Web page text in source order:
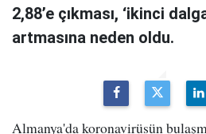
2,88’e çıkması, ‘ikinci
artmasına neden oldu.
Almanya'da koronavirüsün